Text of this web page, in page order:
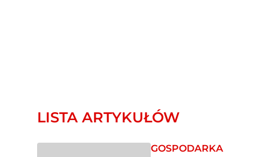
LISTA ARTYKUŁÓW
GOSPODARKA